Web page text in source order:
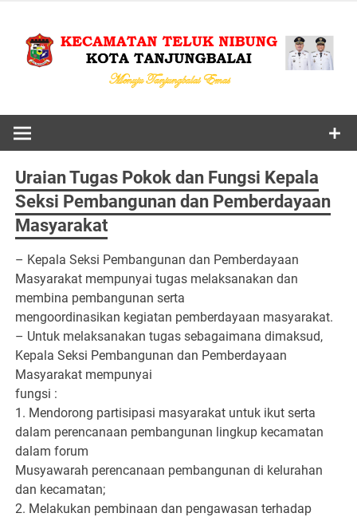
content
TELUK
KOTA
Uraian Tugas Pokok dan Fungsi Kepala
Seksi Pembangunan dan Pemberdayaan
Masyarakat
– Kepala Seksi Pembangunan dan Pemberdayaan
Masyarakat mempunyai tugas melaksanakan dan
membina pembangunan serta
mengoordinasikan kegiatan pemberdayaan masyarakat.
– Untuk melaksanakan tugas sebagaimana dimaksud,
Kepala Seksi Pembangunan dan Pemberdayaan
Masyarakat mempunyai
fungsi :
1. Mendorong partisipasi masyarakat untuk ikut serta
dalam perencanaan pembangunan lingkup kecamatan
dalam forum
Musyawarah perencanaan pembangunan di kelurahan
dan kecamatan;
2. Melakukan pembinaan dan pengawasan terhadap